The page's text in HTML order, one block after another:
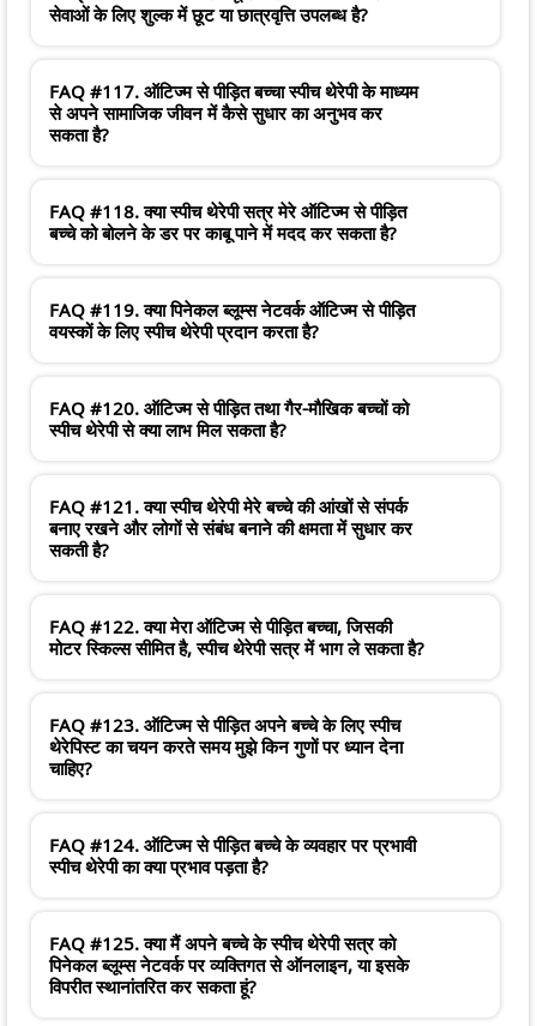
सेवाओं के लिए शुल्क में छूट या छात्रवृत्ति उपलब्ध है?
FAQ #117. ऑटिज्म से पीड़ित बच्चा स्पीच थेरेपी के माध्यम
से अपने सामाजिक जीवन में कैसे सुधार का अनुभव कर
सकता है?
FAQ #118. क्या स्पीच थेरेपी सत्र मेरे ऑटिज्म से पीड़ित
बच्चे को बोलने के डर पर काबू पाने में मदद कर सकता है?
FAQ #119. क्या पिनेकल ब्लूम्स नेटवर्क ऑटिज्म से पीड़ित
वयस्कों के लिए स्पीच थेरेपी प्रदान करता है?
FAQ #120. ऑटिज्म से पीड़ित तथा गैर-मौखिक बच्चों को
स्पीच थेरेपी से क्या लाभ मिल सकता है?
FAQ #121. क्या स्पीच थेरेपी मेरे बच्चे की आंखों से संपर्क
बनाए रखने और लोगों से संबंध बनाने की क्षमता में सुधार कर
सकती है?
FAQ #122. क्या मेरा ऑटिज्म से पीड़ित बच्चा, जिसकी
मोटर स्किल्स सीमित है, स्पीच थेरेपी सत्र में भाग ले सकता है?
FAQ #123. ऑटिज्म से पीड़ित अपने बच्चे के लिए स्पीच
थेरेपिस्ट का चयन करते समय मुझे किन गुणों पर ध्यान देना
चाहिए?
FAQ #124. ऑटिज्म से पीड़ित बच्चे के व्यवहार पर प्रभावी
स्पीच थेरेपी का क्या प्रभाव पड़ता है?
FAQ #125. क्या मैं अपने बच्चे के स्पीच थेरेपी सत्र को
पिनेकल ब्लूम्स नेटवर्क पर व्यक्तिगत से ऑनलाइन, या इसके
विपरीत स्थानांतरित कर सकता हूं?